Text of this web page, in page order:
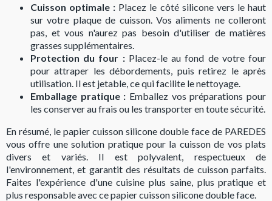
Cuisson optimale : Placez le côté silicone vers le haut
sur votre plaque de cuisson. Vos aliments ne colleront
pas, et vous n'aurez pas besoin d'utiliser de matières
grasses supplémentaires.
Protection du four : Placez-le au fond de votre four
pour attraper les débordements, puis retirez le après
utilisation. Il est jetable, ce qui facilite le nettoyage.
Emballage pratique : Emballez vos préparations pour
les conserver au frais ou les transporter en toute sécurité.
En résumé, le papier cuisson silicone double face de PAREDES
vous offre une solution pratique pour la cuisson de vos plats
divers et variés. Il est polyvalent, respectueux de
l'environnement, et garantit des résultats de cuisson parfaits.
Faites l'expérience d'une cuisine plus saine, plus pratique et
plus responsable avec ce papier cuisson silicone double face.